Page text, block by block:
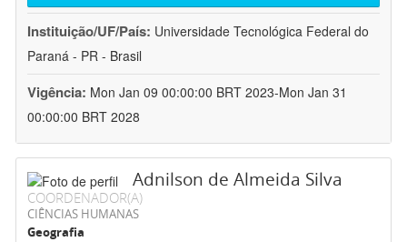
Instituição/UF/País: Universidade Tecnológica Federal do
Paraná - PR - Brasil
Vigência: Mon Jan 09 00:00:00 BRT 2023-Mon Jan 31
00:00:00 BRT 2028
Adnilson de Almeida Silva
COORDENADOR(A)
CIÊNCIAS HUMANAS
Geografia